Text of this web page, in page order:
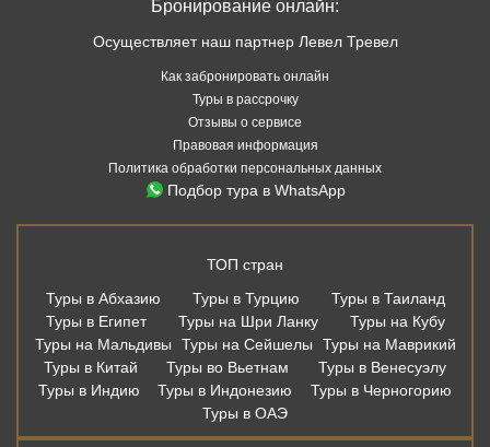
ТОП стран
Туры в Турцию
Туры на Шри Ланку
Туры на Сейшелы
Туры во Вьетнам
Туры в Индию
Туры в Индонезию
Туры в Черногорию
Туры в ОАЭ
ТОП курортов
Туры в АланьюТуры в Белек Туры в МармарисТуры в Кемер
Туры в Бодрум
Туры в Хургаду
Туры в Шарм Эль Шейх
Туры в ДубайТуры в Шарджу Туры в АджманТуры на Пхукет
Туры в Паттайю
Туры в Као Лак
Туры в Фантьет
Туры на Хайнань Туры в Варадеро
Туры в Северный Гоа
Туры в Сиде